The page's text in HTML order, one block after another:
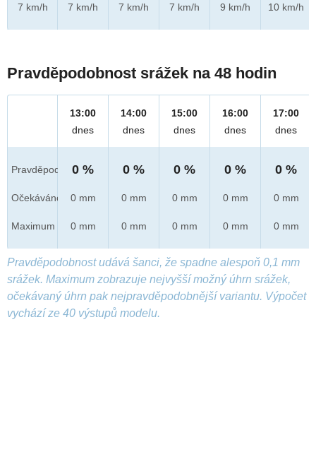
7 km/h
7 km/h
7 km/h
7 km/h
9 km/h
10 km/h
Pravděpodobnost srážek na 48 hodin
Pravděpod.
Očekáváno
Maximum
13:00
dnes
0 %
0 mm
0 mm
14:00
dnes
0 %
0 mm
0 mm
15:00
dnes
0 %
0 mm
0 mm
16:00
dnes
0 %
0 mm
0 mm
17:00
dnes
0 %
0 mm
0 mm
Pravděpodobnost udává šanci, že spadne alespoň 0,1 mm
srážek. Maximum zobrazuje nejvyšší možný úhrn srážek,
očekávaný úhrn pak nejpravděpodobnější variantu. Výpočet
vychází ze 40 výstupů modelu.